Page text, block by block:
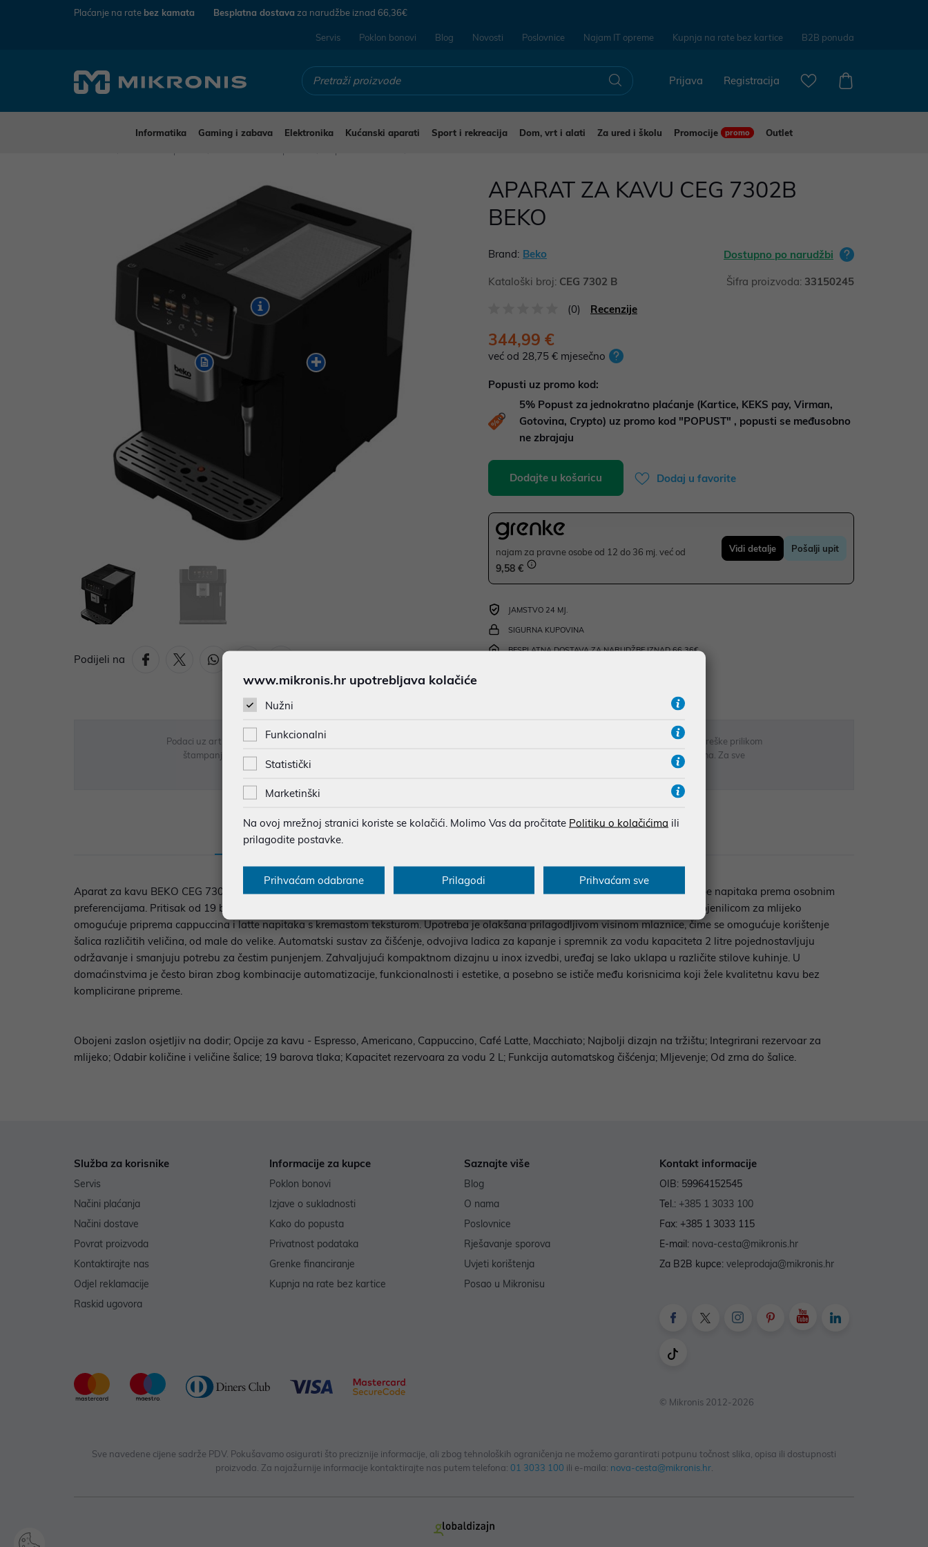
Plaćanje na rate bez kamata Besplatna dostava za narudžbe iznad 66,36€
Servis Poklon bonovi Blog Novosti Poslovnice Najam IT opreme Kupnja na rate bez kartice B2B ponuda
Registracija
Prijava
Informatika Gaming i zabava Elektronika Kućanski aparati Sport i rekreacija Dom, vrt i alati Za ured i školu Promocije promo
Outlet
Podijeli na
APARAT ZA KAVU CEG 7302B
BEKO
Brand: Beko Dostupno po narudžbi
Kataloški broj: CEG 7302 B Šifra proizvoda: 33150245
(0) Recenzije
344,99 €
već od 28,75 € mjesečno
Popusti uz promo kod:
5% Popust za jednokratno plaćanje (Kartice, KEKS pay, Virman,
Gotovina, Crypto) uz promo kod "POPUST" , popusti se međusobno
ne zbrajaju
Dodajte u košaricu Dodaj u favorite
najam za pravne osobe od 12 do 36 mj. već od
9,58 €
Vidi detalje Pošalji upit
JAMSTVO 24 MJ.
SIGURNA KUPOVINA
BESPLATNA DOSTAVA ZA NARUDŽBE IZNAD 66,36€
Podaci uz artikle su prezentirani u dobroj namjeri. Mikronis d.o.o. ne odgovara za eventualne pogreške nastale u opisu proizvoda, greške prilikom
štampanja te promjene u dostupnosti i cijene. Slike artikala su ilustrativne prirode te ne moraju u potpunosti odgovarati artiklima. Za sve
eventualne nejasnoće možete nas kontaktirati na
Opis Specifikacija
Aparat za kavu BEKO CEG 7304 X osmišljen je za automatsku pripremu espressa uz jednostavno upravljanje i mogućnost prilagodbe napitaka prema osobnim
preferencijama. Pritisak od 19 bara omogućuje izvlačenje bogate arome i guste kreme iz svježe mljevene kave, dok se integriranom pjenilicom za mlijeko
omogućuje priprema cappuccina i latte napitaka s kremastom teksturom. Upotreba je olakšana prilagodljivom visinom mlaznice, čime se omogućuje korištenje
šalica različitih veličina, od male do velike. Automatski sustav za čišćenje, odvojiva ladica za kapanje i spremnik za vodu kapaciteta 2 litre pojednostavljuju
održavanje i smanjuju potrebu za čestim punjenjem. Zahvaljujući kompaktnom dizajnu u inox izvedbi, uređaj se lako uklapa u različite stilove kuhinje. U
domaćinstvima je često biran zbog kombinacije automatizacije, funkcionalnosti i estetike, a posebno se ističe među korisnicima koji žele kvalitetnu kavu bez
komplicirane pripreme.
Obojeni zaslon osjetljiv na dodir; Opcije za kavu - Espresso, Americano, Cappuccino, Café Latte, Macchiato; Najbolji dizajn na tržištu; Integrirani rezervoar za
mlijeko; Odabir količine i veličine šalice; 19 barova tlaka; Kapacitet rezervoara za vodu 2 L; Funkcija automatskog čišćenja; Mljevenje; Od zrna do šalice.
Služba za korisnike
Servis
Načini plaćanja
Načini dostave
Povrat proizvoda
Kontaktirajte nas
Odjel reklamacije
Raskid ugovora
Informacije za kupce
Poklon bonovi
Izjave o sukladnosti
Kako do popusta
Privatnost podataka
Grenke financiranje
Kupnja na rate bez kartice
Saznajte više
Blog
O nama
Poslovnice
Rješavanje sporova
Uvjeti korištenja
Posao u Mikronisu
Kontakt informacije
OIB: 59964152545
Tel.: +385 1 3033 100
Fax: +385 1 3033 115
E-mail: nova-cesta@mikronis.hr
Za B2B kupce: veleprodaja@mikronis.hr
© Mikronis 2012-2026
Sve navedene cijene sadrže PDV. Pokušavamo osigurati što preciznije informacije, ali zbog tehnoloških ograničenja ne možemo garantirati potpunu točnost slika, opisa ili dostupnosti
proizvoda. Za najažurnije informacije kontaktirajte nas putem telefona: 01 3033 100 ili e-maila: nova-cesta@mikronis.hr.
www.mikronis.hr upotrebljava kolačiće
Nužni
Funkcionalni
Statistički
Marketinški
Na ovoj mrežnoj stranici koriste se kolačići. Molimo Vas da pročitate Politiku o kolačićima ili
prilagodite postavke.
Prihvaćam odabrane Prilagodi Prihvaćam sve